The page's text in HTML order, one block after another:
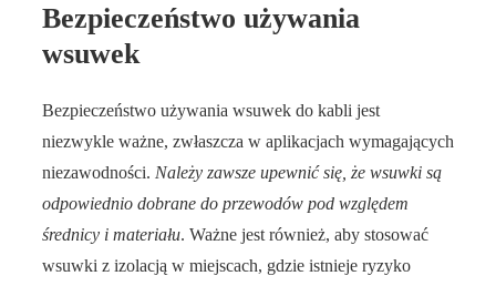
Bezpieczeństwo używania
wsuwek
Bezpieczeństwo używania wsuwek do kabli jest
niezwykle ważne, zwłaszcza w aplikacjach wymagających
niezawodności. Należy zawsze upewnić się, że wsuwki są
odpowiednio dobrane do przewodów pod względem
średnicy i materiału. Ważne jest również, aby stosować
wsuwki z izolacją w miejscach, gdzie istnieje ryzyko